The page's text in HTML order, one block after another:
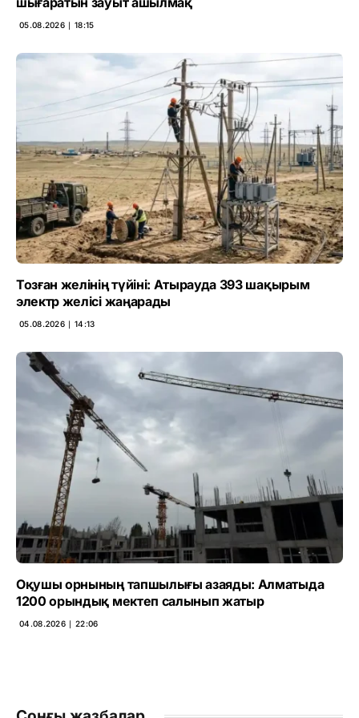
05.08.2026 ∣ 18:15
Тозған желінің түйіні: Атырауда 393 шақырым
электр желісі жаңарады
05.08.2026 ∣ 14:13
Оқушы орнының тапшылығы азаяды: Алматыда
1200 орындық мектеп салынып жатыр
04.08.2026 ∣ 22:06